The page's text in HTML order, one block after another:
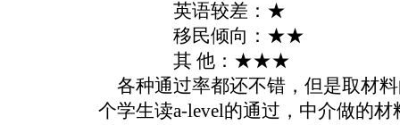
英语较差：★
移民倾向：★★
其 他：★★★
各种通过率都还不错，但是取材
个学生读a-level的通过，中介做的材